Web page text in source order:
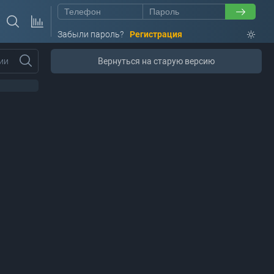
Забыли пароль? Регистрация
Вернуться на старую версию